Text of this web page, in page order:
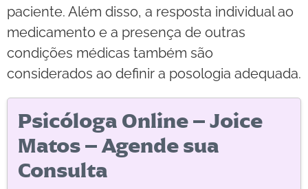
paciente. Além disso, a resposta individual ao
medicamento e a presença de outras
condições médicas também são
considerados ao definir a posologia adequada.
Psicóloga Online – Joice
Matos – Agende sua
Consulta